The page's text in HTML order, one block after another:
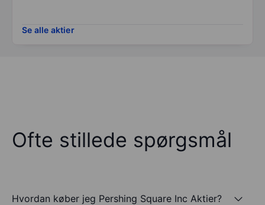
Se alle aktier
Ofte stillede spørgsmål
Hvordan køber jeg Pershing Square Inc Aktier?